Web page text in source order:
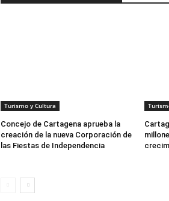
Turismo y Cultura
Concejo de Cartagena aprueba la
creación de la nueva Corporación de
las Fiestas de Independencia